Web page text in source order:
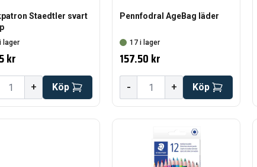
Staedtler svart
lager
kr
+ Köp
Pennfodral AgeBag läder
17 i lager
157.50 kr
- + Köp